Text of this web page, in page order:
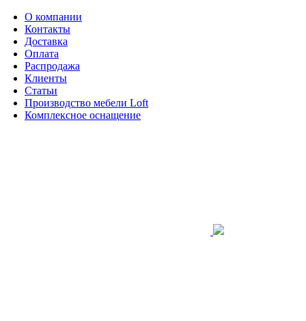
О компании
Контакты
Доставка
Оплата
Распродажа
Клиенты
Статьи
Производство мебели Loft
Комплексное оснащение